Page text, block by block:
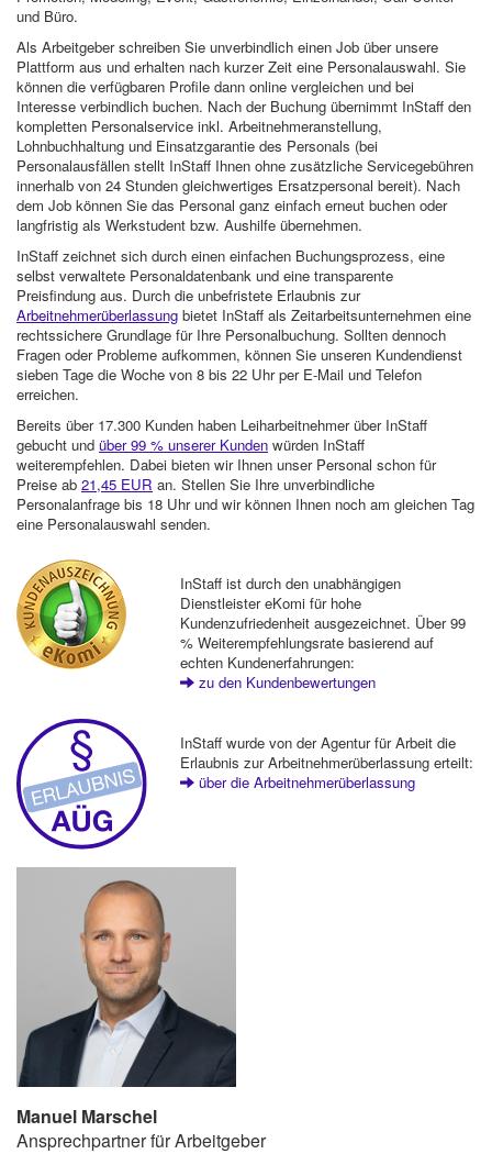
und Büro.
Als Arbeitgeber schreiben Sie unverbindlich einen Job über unsere
Plattform aus und erhalten nach kurzer Zeit eine Personalauswahl. Sie
können die verfügbaren Profile dann online vergleichen und bei
Interesse verbindlich buchen. Nach der Buchung übernimmt InStaff den
kompletten Personalservice inkl. Arbeitnehmeranstellung,
Lohnbuchhaltung und Einsatzgarantie des Personals (bei
Personalausfällen stellt InStaff Ihnen ohne zusätzliche Servicegebühren
innerhalb von 24 Stunden gleichwertiges Ersatzpersonal bereit). Nach
dem Job können Sie das Personal ganz einfach erneut buchen oder
langfristig als Werkstudent bzw. Aushilfe übernehmen.
InStaff zeichnet sich durch einen einfachen Buchungsprozess, eine
selbst verwaltete Personaldatenbank und eine transparente
Preisfindung aus. Durch die unbefristete Erlaubnis zur
Arbeitnehmerüberlassung bietet InStaff als Zeitarbeitsunternehmen eine
rechtssichere Grundlage für Ihre Personalbuchung. Sollten dennoch
Fragen oder Probleme aufkommen, können Sie unseren Kundendienst
sieben Tage die Woche von 8 bis 22 Uhr per E-Mail und Telefon
erreichen.
Bereits über 17.300 Kunden haben Leiharbeitnehmer über InStaff
gebucht und über 99 % unserer Kunden würden InStaff
weiterempfehlen. Dabei bieten wir Ihnen unser Personal schon für
Preise ab 21,45 EUR an. Stellen Sie Ihre unverbindliche
Personalanfrage bis 18 Uhr und wir können Ihnen noch am gleichen Tag
eine Personalauswahl senden.
InStaff ist durch den unabhängigen
Dienstleister eKomi für hohe
Kundenzufriedenheit ausgezeichnet. Über 99
% Weiterempfehlungsrate basierend auf
echten Kundenerfahrungen:
zu den Kundenbewertungen
InStaff wurde von der Agentur für Arbeit die
Erlaubnis zur Arbeitnehmerüberlassung erteilt:
über die Arbeitnehmerüberlassung
Manuel Marschel
Ansprechpartner für Arbeitgeber